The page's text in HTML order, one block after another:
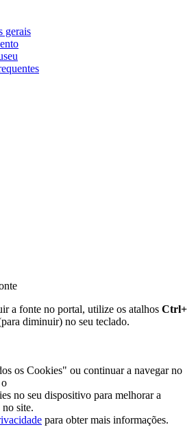
gerais
a fonte no portal, utilize os atalhos Ctrl+
diminuir) no seu teclado.
os Cookies" ou continuar a navegar no
no seu dispositivo para melhorar a
site.
para obter mais informações.